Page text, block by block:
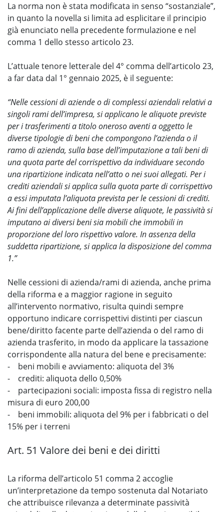
La norma non è stata modificata in senso “sostanziale”,
in quanto la novella si limita ad esplicitare il principio
già enunciato nella precedente formulazione e nel
comma 1 dello stesso articolo 23.
L’attuale tenore letterale del 4° comma dell’articolo 23,
a far data dal 1° gennaio 2025, è il seguente:
“Nelle cessioni di aziende o di complessi aziendali relativi a
singoli rami dell’impresa, si applicano le aliquote previste
per i trasferimenti a titolo oneroso aventi a oggetto le
diverse tipologie di beni che compongono l’azienda o il
ramo di azienda, sulla base dell’imputazione a tali beni di
una quota parte del corrispettivo da individuare secondo
una ripartizione indicata nell’atto o nei suoi allegati. Per i
crediti aziendali si applica sulla quota parte di corrispettivo
a essi imputata l’aliquota prevista per le cessioni di crediti.
Ai fini dell’applicazione delle diverse aliquote, le passività si
imputano ai diversi beni sia mobili che immobili in
proporzione del loro rispettivo valore. In assenza della
suddetta ripartizione, si applica la disposizione del comma
1.”
Nelle cessioni di azienda/rami di azienda, anche prima
della riforma e a maggior ragione in seguito
all’intervento normativo, risulta quindi sempre
opportuno indicare corrispettivi distinti per ciascun
bene/diritto facente parte dell’azienda o del ramo di
azienda trasferito, in modo da applicare la tassazione
corrispondente alla natura del bene e precisamente:
- beni mobili e avviamento: aliquota del 3%
- crediti: aliquota dello 0,50%
- partecipazioni sociali: imposta fissa di registro nella
misura di euro 200,00
- beni immobili: aliquota del 9% per i fabbricati o del
15% per i terreni
Art. 51 Valore dei beni e dei diritti
La riforma dell’articolo 51 comma 2 accoglie
un’interpretazione da tempo sostenuta dal Notariato
che attribuisce rilevanza a determinate passività